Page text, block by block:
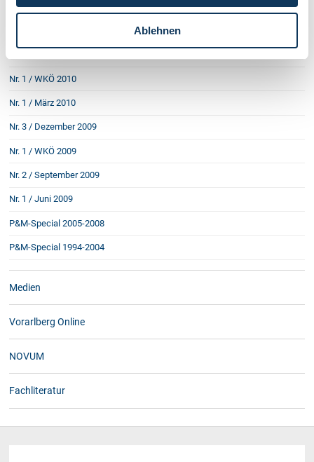
Ablehnen
Nr. 4 / Dezember 2010
Nr. 1 / WKÖ 2010
Nr. 1 / März 2010
Nr. 3 / Dezember 2009
Nr. 1 / WKÖ 2009
Nr. 2 / September 2009
Nr. 1 / Juni 2009
P&M-Special 2005-2008
P&M-Special 1994-2004
Medien
Vorarlberg Online
NOVUM
Fachliteratur